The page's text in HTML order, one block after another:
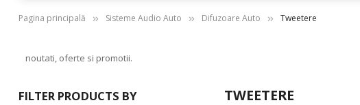
Pagina principală Sisteme Audio Auto Difuzoare Auto Tweetere
noutati, oferte si promotii.
TWEETERE
FILTER PRODUCTS BY